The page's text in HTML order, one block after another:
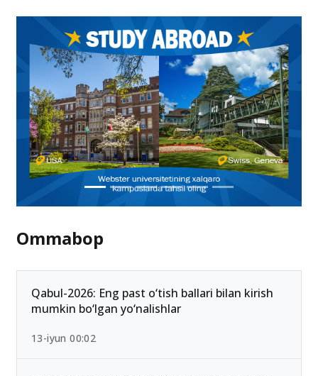
24.02.2025 04:55
Ommabop
Qabul-2026: Eng past o‘tish ballari bilan kirish
mumkin bo‘lgan yo‘nalishlar